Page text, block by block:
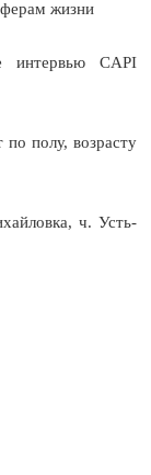
жизни
интервью CAPI
полу, возрасту
ч. Усть-